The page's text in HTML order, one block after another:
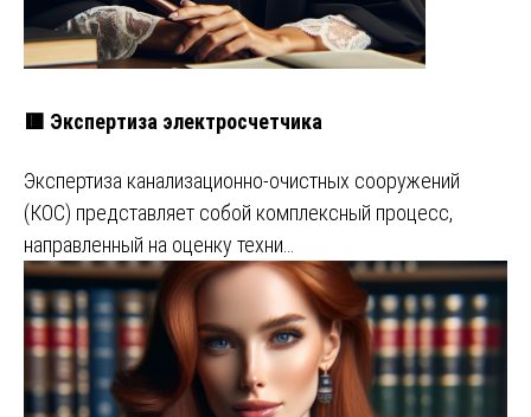
🟥 Экспертиза электросчетчика
Экспертиза канализационно-очистных сооружений
(КОС) представляет собой комплексный процесс,
направленный на оценку техни…